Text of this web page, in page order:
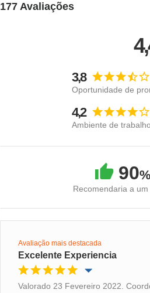
177 Avaliações
3,8
Oportunidade de
4,2
Ambiente de trabalho
90%
Recomendaria a um
Avaliação mais destacada
Excelente Experiencia
Valorado 23 Fevereiro 2022.